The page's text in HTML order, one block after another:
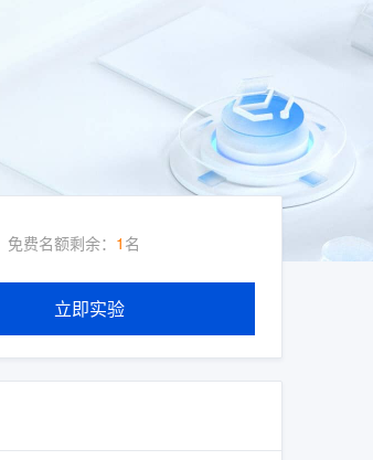
免费名额剩余： 1 名
立即实验